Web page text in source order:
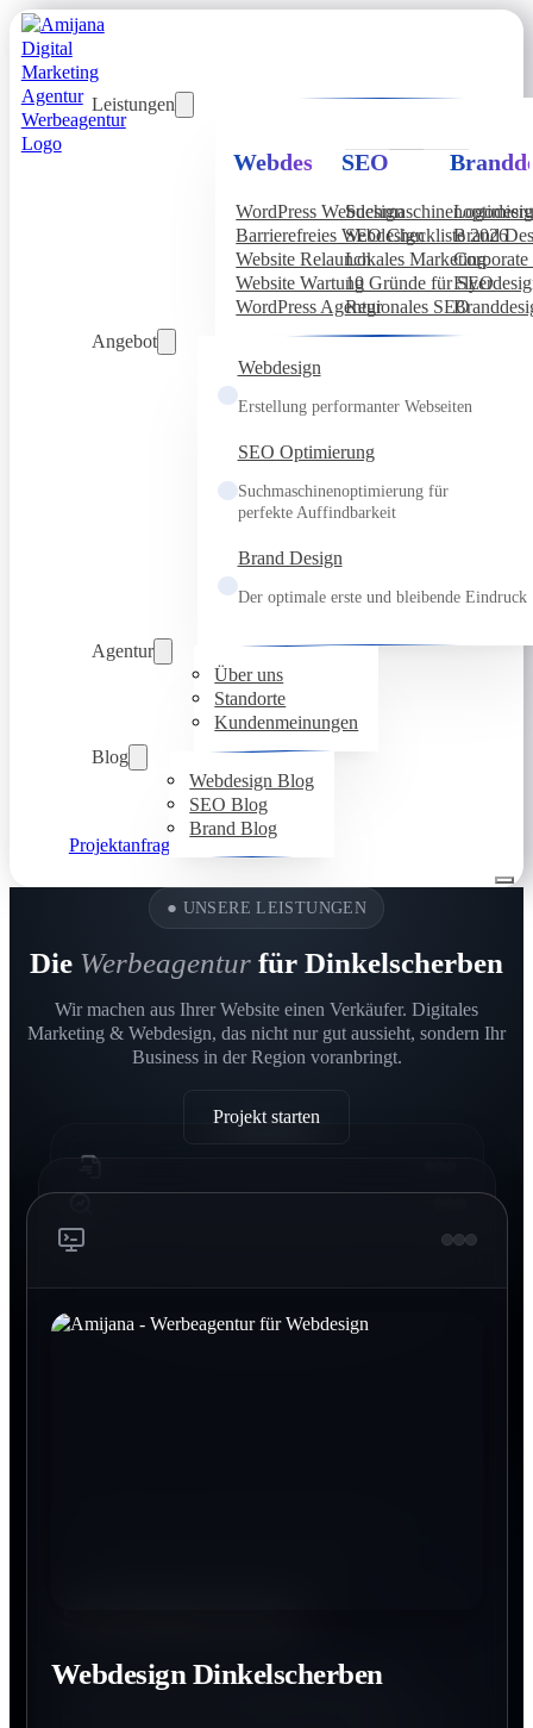
Leistungen
Webdesign
WordPress Webdesign
Barrierefreies Webdesign
Website Relaunch
Website Wartung
WordPress Agentur
SEO
SEO Checkliste 2026
Lokales Marketing
10 Gründe für SEO
Regionales SEO
Brand
Angebot
Webdesign
Erstellung performanter Webseiten
SEO Optimierung
Suchmaschinenoptimierung für
perfekte Auffindbarkeit
Brand Design
Der optimale erste und bleibende Eindruck
Agentur
Über uns
Standorte
Kundenmeinungen
Blog
Webdesign Blog
SEO Blog
Brand Blog
Projektanfrage
● UNSERE LEISTUNGEN
Die Werbeagentur für Dinkelscherben
Wir machen aus Ihrer Website einen Verkäufer. Digitales
Marketing & Webdesign, das nicht nur gut aussieht, sondern Ihr
Business in der Region voranbringt.
Projekt starten
Webdesign Dinkelscherben
Wer bei Google nicht gefunden wird,
Beständigkeit und Qualität, die man